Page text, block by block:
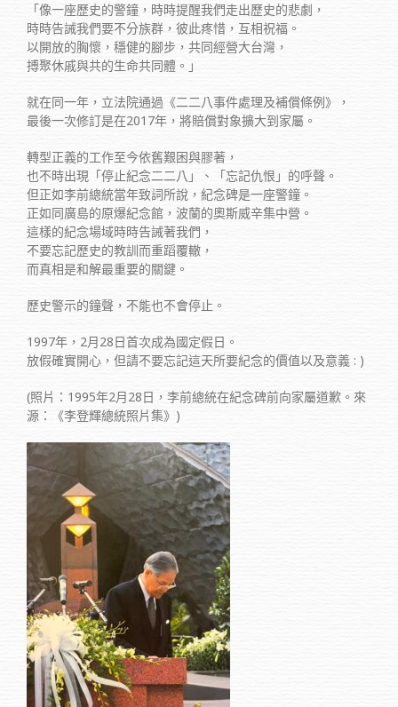
「像一座歷史的警鐘，時時提醒我們走出歷史的悲劇，
時時告誡我們要不分族群，彼此疼惜，互相祝福。
以開放的胸懷，穩健的腳步，共同經營大台灣，
搏聚休戚與共的生命共同體。」
就在同一年，立法院通過《二二八事件處理及補償條例》，
最後一次修訂是在2017年，將賠償對象擴大到家屬。
轉型正義的工作至今依舊艱困與膠著，
也不時出現「停止紀念二二八」、「忘記仇恨」的呼聲。
但正如李前總統當年致詞所說，紀念碑是一座警鐘。
正如同廣島的原爆紀念館，波蘭的奧斯威辛集中營。
這樣的紀念場域時時告誡著我們，
不要忘記歷史的教訓而重蹈覆轍，
而真相是和解最重要的關鍵。
歷史警示的鐘聲，不能也不會停止。
1997年，2月28日首次成為國定假日。
放假確實開心，但請不要忘記這天所要紀念的價值以及意義 : )
(照片：1995年2月28日，李前總統在紀念碑前向家屬道歉。來
源：《李登輝總統照片集》)